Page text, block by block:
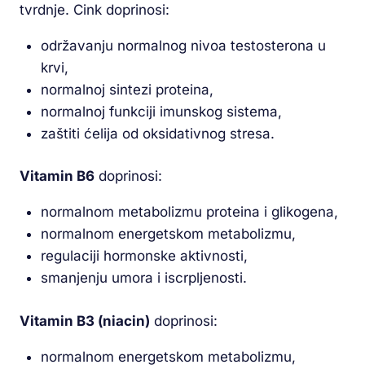
tvrdnje. Cink doprinosi:
održavanju normalnog nivoa testosterona u
krvi,
normalnoj sintezi proteina,
normalnoj funkciji imunskog sistema,
zaštiti ćelija od oksidativnog stresa.
Vitamin B6 doprinosi:
normalnom metabolizmu proteina i glikogena,
normalnom energetskom metabolizmu,
regulaciji hormonske aktivnosti,
smanjenju umora i iscrpljenosti.
Vitamin B3 (niacin) doprinosi:
normalnom energetskom metabolizmu,